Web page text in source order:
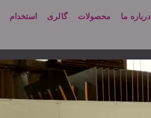
درباره ما محصولات گالری استخدام